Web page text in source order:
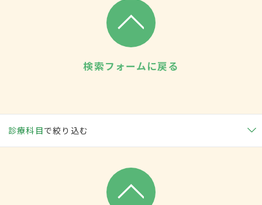
検索フォームに戻る
診療科目で絞り込む